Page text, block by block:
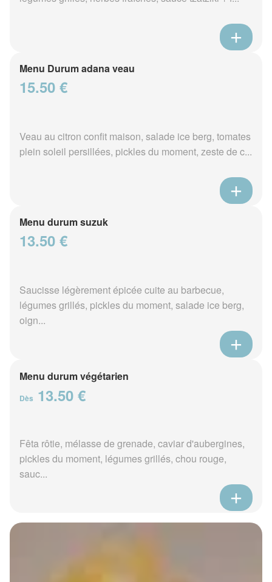
Menu Durum adana veau
15.50 €
Veau au citron confit maison, salade ice berg, tomates
plein soleil persillées, pickles du moment, zeste de c...
Menu durum suzuk
13.50 €
Saucisse légèrement épicée cuite au barbecue,
légumes grillés, pickles du moment, salade ice berg,
oign...
Menu durum végétarien
Dès 13.50 €
Fêta rôtie, mélasse de grenade, caviar d'aubergines,
pickles du moment, légumes grillés, chou rouge,
sauc...